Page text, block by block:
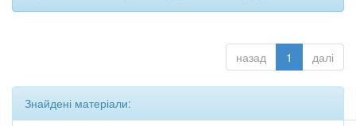
назад 1 далі
Знайдені матеріали: